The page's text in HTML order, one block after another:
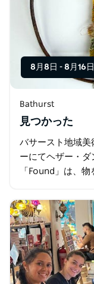
8月8日 - 8月16日
Bathurst
見つかった
バサースト地域美
ーにてヘザー・ダ
「Found」は、
てています。